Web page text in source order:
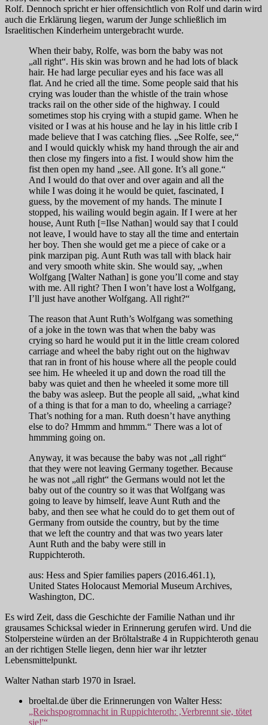
Rolf. Dennoch spricht er hier offensichtlich von Rolf und darin wird
auch die Erklärung liegen, warum der Junge schließlich im
Israelitischen Kinderheim untergebracht wurde.
When their baby, Rolfe, was born the baby was not
„all right“. His skin was brown and he had lots of black
hair. He had large peculiar eyes and his face was all
flat. And he cried all the time. Some people said that his
crying was louder than the whistle of the train whose
tracks rail on the other side of the highway. I could
sometimes stop his crying with a stupid game. When he
visited or I was at his house and he lay in his little crib I
made believe that I was catching flies. „See Rolfe, see,“
and I would quickly whisk my hand through the air and
then close my fingers into a fist. I would show him the
fist then open my hand „see. All gone. It’s all gone.“
And I would do that over and over again and all the
while I was doing it he would be quiet, fascinated, I
guess, by the movement of my hands. The minute I
stopped, his wailing would begin again. If I were at her
house, Aunt Ruth [=Ilse Nathan] would say that I could
not leave, I would have to stay all the time and entertain
her boy. Then she would get me a piece of cake or a
pink marzipan pig. Aunt Ruth was tall with black hair
and very smooth white skin. She would say, „when
Wolfgang [Walter Nathan] is gone you’ll come and stay
with me. All right? Then I won’t have lost a Wolfgang,
I’ll just have another Wolfgang. All right?“
The reason that Aunt Ruth’s Wolfgang was something
of a joke in the town was that when the baby was
crying so hard he would put it in the little cream colored
carriage and wheel the baby right out on the highwav
that ran in front of his house where all the people could
see him. He wheeled it up and down the road till the
baby was quiet and then he wheeled it some more till
the baby was asleep. But the people all said, „what kind
of a thing is that for a man to do, wheeling a carriage?
That’s nothing for a man. Ruth doesn’t have anything
else to do? Hmmm and hmmm.“ There was a lot of
hmmming going on.
Anyway, it was because the baby was not „all right“
that they were not leaving Germany together. Because
he was not „all right“ the Germans would not let the
baby out of the country so it was that Wolfgang was
going to leave by himself, leave Aunt Ruth and the
baby, and then see what he could do to get them out of
Germany from outside the country, but by the time
that we left the country and that was two years later
Aunt Ruth and the baby were still in
Ruppichteroth.
aus: Hess and Spier families papers (2016.461.1),
United States Holocaust Memorial Museum Archives,
Washington, DC.
Es wird Zeit, dass die Geschichte der Familie Nathan und ihr
grausames Schicksal wieder in Erinnerung gerufen wird. Und die
Stolpersteine würden an der Bröltalstraße 4 in Ruppichteroth genau
an der richtigen Stelle liegen, denn hier war ihr letzter
Lebensmittelpunkt.
Walter Nathan starb 1970 in Israel.
broeltal.de über die Erinnerungen von Walter Hess:
„Reichspogromnacht in Ruppichteroth: ,Verbrennt sie, tötet
sie!'“